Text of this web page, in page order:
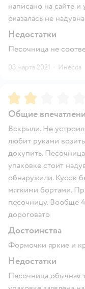
написано на сайте и
оказалась не
Недостатки
Песочница не
03 марта 2021 · Инесса
Рейтинг:
Общие
Вскрыли. Не
любит руками
докупить.
упаковке стоит
обнаружили. Кусок
мягкими бортами.
песочницу. Вообще
дороговато
Достоинства
Формочки яркие и
Недостатки
Песочница обычная